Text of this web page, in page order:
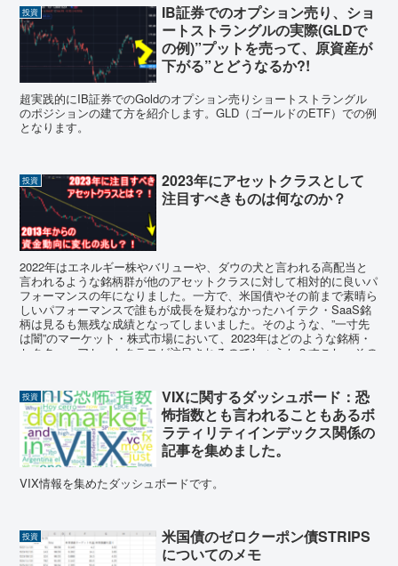
投資
IB証券でのオプション売り、ショ
ートストラングルの実際(GLDで
の例)”プットを売って、原資産が
下がる”とどうなるか?!
超実践的にIB証券でのGoldのオプション売りショートストラングル
のポジションの建て方を紹介します。GLD（ゴールドのETF）での例
となります。
投資
2023年にアセットクラスとして
注目すべきものは何なのか？
2022年はエネルギー株やバリューや、ダウの犬と言われる高配当と
言われるような銘柄群が他のアセットクラスに対して相対的に良いパ
フォーマンスの年になりました。一方で、米国債やその前まで素晴ら
しいパフォーマンスで誰もが成長を疑わなかったハイテク・SaaS銘
柄は見るも無残な成績となってしまいました。そのような、”一寸先
は闇”のマーケット・株式市場において、2023年はどのような銘柄・
セクター・アセットクラスが注目されるのでしょうか？すこし、その
投資
VIXに関するダッシュボード：恐
怖指数とも言われることもあるボ
ラティリティインデックス関係の
記事を集めました。
VIX情報を集めたダッシュボードです。
投資
米国債のゼロクーポン債STRIPS
についてのメモ